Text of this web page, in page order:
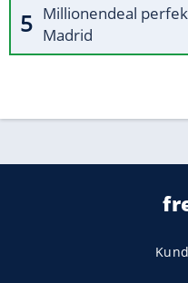
Millionendeal
Madrid